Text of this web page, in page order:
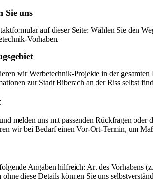
Sie uns
auf dieser Seite: Wählen Sie den
Vorhaben.
wir Werbetechnik-Projekte in der
zur Stadt Biberach an der Riss selbst
melden uns mit passenden Rückfragen
wir bei Bedarf einen Vor-Ort-Termin, um
Angaben hilfreich: Art des Vorhabens
diese Details können Sie uns